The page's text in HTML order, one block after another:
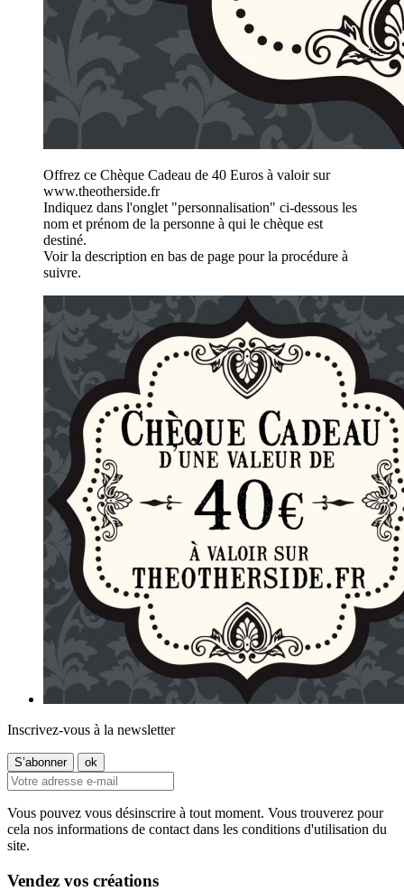
Offrez ce Chèque Cadeau de 40 Euros à valoir sur
www.theotherside.fr
Indiquez dans l'onglet "personnalisation" ci-dessous les
nom et prénom de la personne à qui le chèque est
destiné.
Voir la description en bas de page pour la procédure à
suivre.
Inscrivez-vous à la newsletter
Vous pouvez vous désinscrire à tout moment. Vous trouverez pour
cela nos informations de contact dans les conditions d'utilisation du
site.
Vendez vos créations